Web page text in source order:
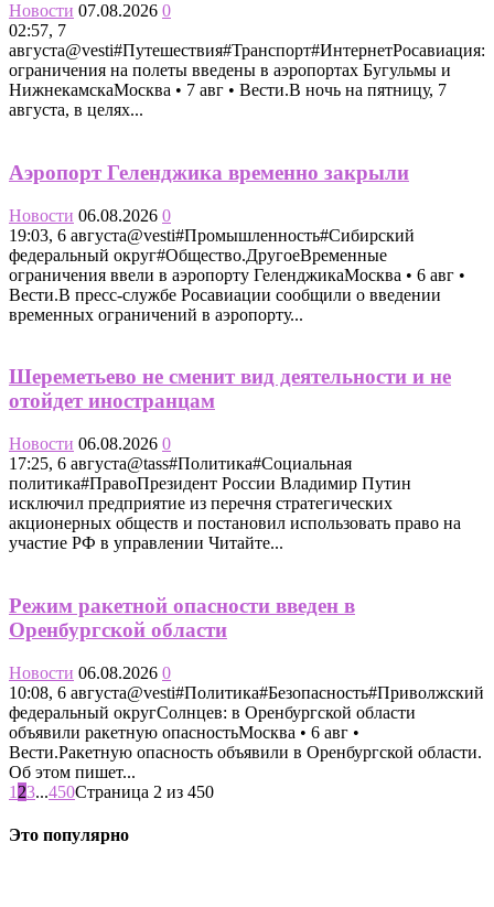
Новости 07.08.2026 0
02:57, 7
августа@vesti#Путешествия#Транспорт#ИнтернетРосавиация:
ограничения на полеты введены в аэропортах Бугульмы и
НижнекамскаМосква • 7 авг • Вести.В ночь на пятницу, 7
августа, в целях...
Аэропорт Геленджика временно закрыли
Новости 06.08.2026 0
19:03, 6 августа@vesti#Промышленность#Сибирский
федеральный округ#Общество.ДругоеВременные
ограничения ввели в аэропорту ГеленджикаМосква • 6 авг •
Вести.В пресс-службе Росавиации сообщили о введении
временных ограничений в аэропорту...
Шереметьево не сменит вид деятельности и не
отойдет иностранцам
Новости 06.08.2026 0
17:25, 6 августа@tass#Политика#Социальная
политика#ПравоПрезидент России Владимир Путин
исключил предприятие из перечня стратегических
акционерных обществ и постановил использовать право на
участие РФ в управлении Читайте...
Режим ракетной опасности введен в
Оренбургской области
Новости 06.08.2026 0
10:08, 6 августа@vesti#Политика#Безопасность#Приволжский
федеральный округСолнцев: в Оренбургской области
объявили ракетную опасностьМосква • 6 авг •
Вести.Ракетную опасность объявили в Оренбургской области.
Об этом пишет...
1 23...450Страница 2 из 450
Это популярно